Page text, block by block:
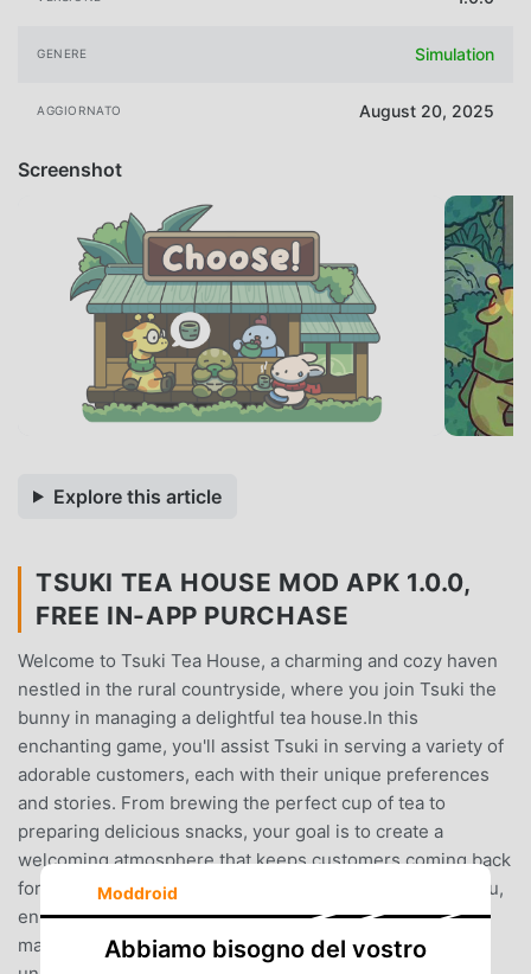
GENERE Simulation
AGGIORNATO August 20, 2025
Screenshot
Explore this article
TSUKI TEA HOUSE MOD APK 1.0.0,
FREE IN-APP PURCHASE
Welcome to Tsuki Tea House, a charming and cozy haven
nestled in the rural countryside, where you join Tsuki the
bunny in managing a delightful tea house.In this
enchanting game, you'll assist Tsuki in serving a variety of
adorable customers, each with their unique preferences
and stories. From brewing the perfect cup of tea to
preparing delicious snacks, your goal is to create a
welcoming atmosphere that keeps customers coming back
for more.Upgrade your tea house by expanding the menu,
enhancing the decor, and hiring friendly staff to help
manage the bustling business. As you progress, you'll
Moddroid
Abbiamo bisogno del vostro